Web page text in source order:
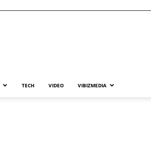
TECH VIDEO VIBIZMEDIA